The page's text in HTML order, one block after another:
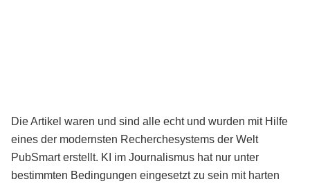
Die Artikel waren und sind alle echt und wurden mit Hilfe
eines der modernsten Recherchesystems der Welt
PubSmart erstellt. KI im Journalismus hat nur unter
bestimmten Bedingungen eingesetzt zu sein mit harten